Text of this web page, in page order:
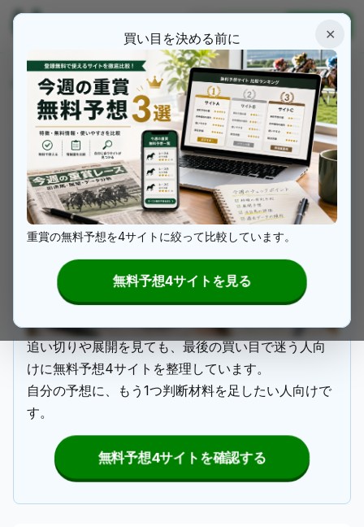
news
2026年京王杯スプリングカップ回想｜ワール
ズエンドが主導権を握り大波乱を演出した一戦
重賞レースの予想材料を増やす
追い切りや展開を見ても、最後の買い目で迷う人向
けに無料予想4サイトを整理しています。
自分の予想に、もう1つ判断材料を足したい人向けで
す。
無料予想4サイトを確認する
✕
買い目を決める前に
重賞の無料予想を4サイトに絞って比較しています。
無料予想4サイトを見る